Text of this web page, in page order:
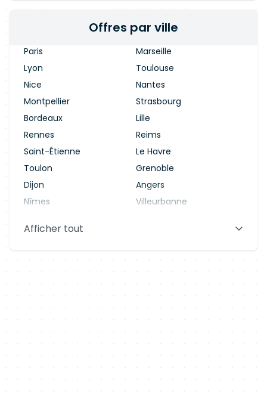
Offres par ville
Paris
Marseille
Lyon
Toulouse
Nice
Nantes
Montpellier
Strasbourg
Bordeaux
Lille
Rennes
Reims
Saint-Étienne
Le Havre
Toulon
Grenoble
Dijon
Angers
Nîmes
Villeurbanne
Aix-en-Provence
Afficher tout